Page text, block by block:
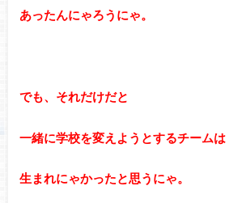
あったんにゃろうにゃ。
でも、それだけだと
一緒に学校を変えようとするチームは
生まれにゃかったと思うにゃ。